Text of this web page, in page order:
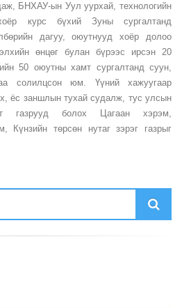
БНХАУ-ын Уул уурхай, технологийн
курс бүхий Зуны сургалтанд
дагуу, оюутнууд хоёр долоо
өнцөг булан бүрээс ирсэн 20
50 оюутны хамт сургалтанд суун,
солилцсон юм. Үүний хажуугаар
ёс заншлын тухай судалж, тус улсын
газрууд болох Цагаан хэрэм,
Күнзийн төрсөн нутаг зэрэг газрыг